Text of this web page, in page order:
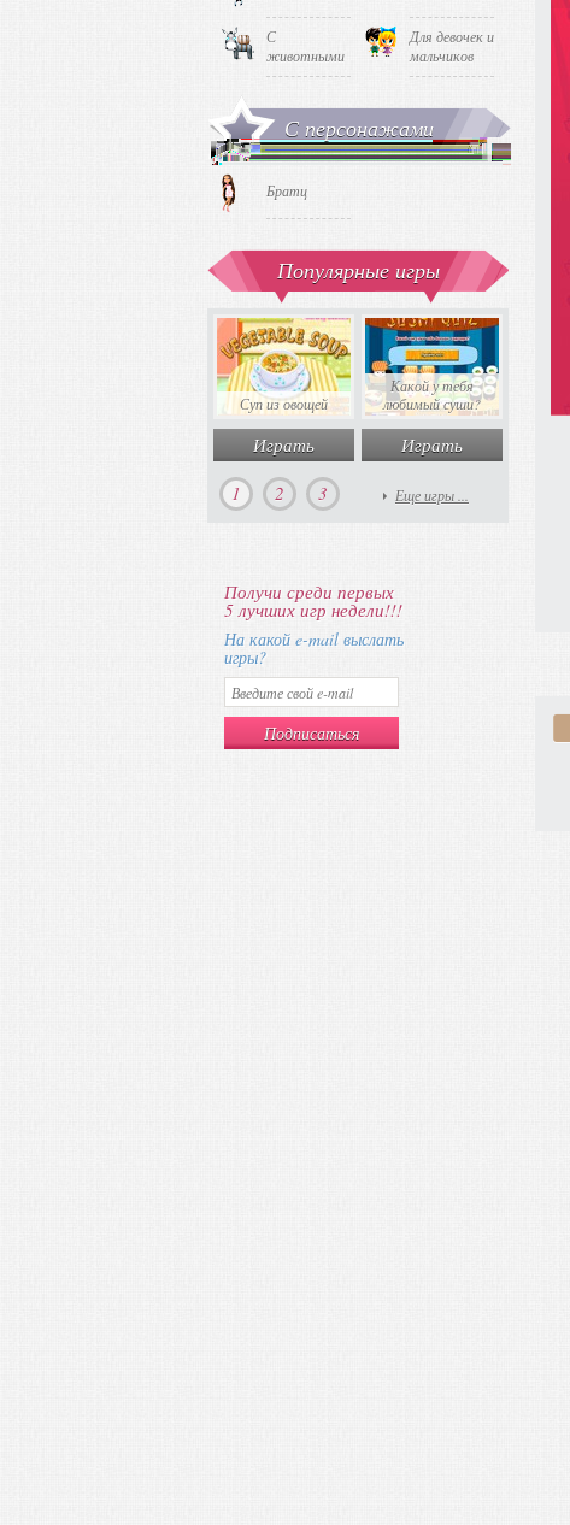
С
животными
Для девочек и
мальчиков
С персонажами
Братц
Популярные игры
Суп из овощей
Играть
Какой у тебя
любимый суши?
Играть
1
2 3 Еще игры ...
Получи среди первых
5 лучших игр недели!!!
На какой e-mail выслать
игры?